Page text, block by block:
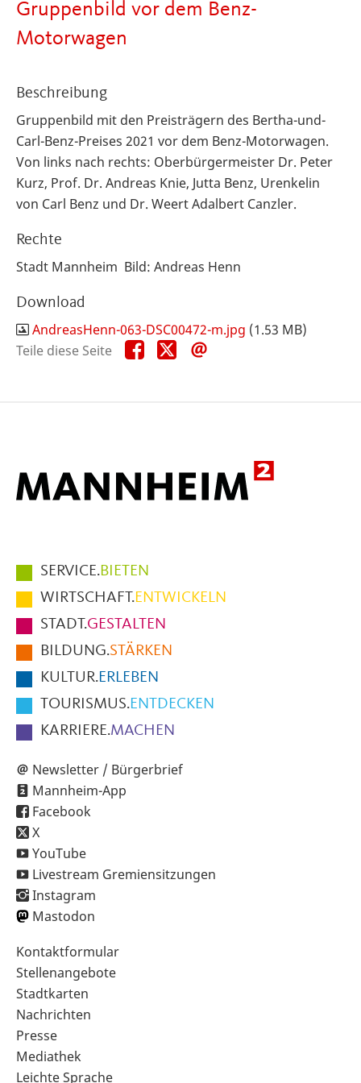
Gruppenbild vor dem Benz-
Motorwagen
Beschreibung
Gruppenbild mit den Preisträgern des Bertha-und-
Carl-Benz-Preises 2021 vor dem Benz-Motorwagen.
Von links nach rechts: Oberbürgermeister Dr. Peter
Kurz, Prof. Dr. Andreas Knie, Jutta Benz, Urenkelin
von Carl Benz und Dr. Weert Adalbert Canzler.
Rechte
Stadt Mannheim Bild: Andreas Henn
Download
AndreasHenn-063-DSC00472-m.jpg (1.53 MB)
Teile diese Seite
Teile
diese
Teile
diese
Hauptmenüpunkte
im
Fußbereich
der
Seite
SERVICE.BIETEN
WIRTSCHAFT.ENTWICKELN
STADT.GESTALTEN
BILDUNG.STÄRKEN
KULTUR.ERLEBEN
TOURISMUS.ENTDECKEN
KARRIERE.MACHEN
Newsletter / Bürgerbrief
Mannheim-App
Facebook
X
YouTube
Livestream Gremiensitzungen
Instagram
Mastodon
Sekundärnavigation
im
Fußbereich
Kontaktformular
Stellenangebote
Stadtkarten
Nachrichten
Presse
Mediathek
Leichte Sprache